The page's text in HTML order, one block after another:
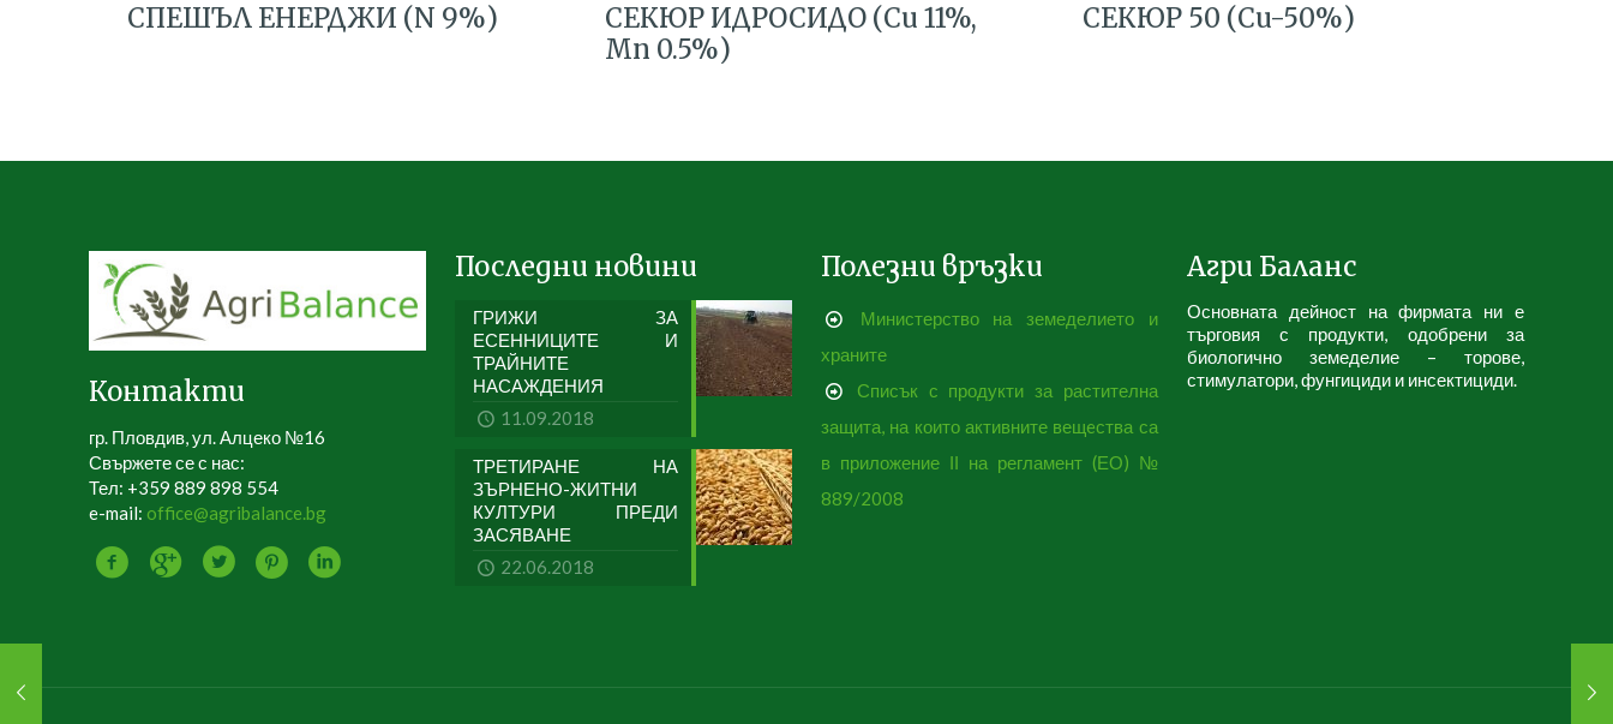
СПЕШЪЛ ЕНЕРДЖИ (N 9%)
СЕКЮР ИДРОСИДО (Cu 11%,
Mn 0.5%)
СЕКЮР 50 (Cu-50%)
Контакти
гр. Пловдив, ул. Алцеко №16
Свържете се с нас:
Тел: +359 889 898 554
e-mail: office@agribalance.bg
Последни новини
ГРИЖИ ЗА
ЕСЕННИЦИТЕ И
ТРАЙНИТЕ
НАСАЖДЕНИЯ
11.09.2018
ТРЕТИРАНЕ НА
ЗЪРНЕНО-ЖИТНИ
КУЛТУРИ ПРЕДИ
ЗАСЯВАНЕ
22.06.2018
Полезни връзки
Министерство на земеделието и
храните
Списък с продукти за растителна
защита, на които активните вещeства са
в приложение ІІ на регламент (ЕО) №
889/2008
Агри Баланс
Основната дейност на фирмата ни е
търговия с продукти, одобрени за
биологично земеделие – торове,
стимулатори, фунгициди и инсектициди.